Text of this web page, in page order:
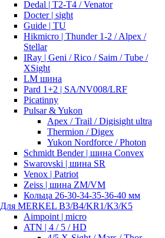
Dedal | T2-T4 / Venator
Docter | sight
Guide | TU
Hikmicro | Thunder 1-2 / Alpex /
Stellar
IRay | Geni / Rico / Saim / Tube /
XSight
LM шина
Pard 1+2 | SA/NV008/LRF
Picatinny
Pulsar & Yukon
Apex / Trail / Digisight ultra
Thermion / Digex
Yukon Nordforce / Photon
Schmidt Bender | шина Convex
Swarovski | шина SR
Venox | Patriot
Zeiss | шина ZM/VM
Кольца 26-30-34-35-36-40 мм
Для MERKEL B3/B4/KR1/K3/K5
Aimpoint | micro
ATN | 4 / 5 / HD